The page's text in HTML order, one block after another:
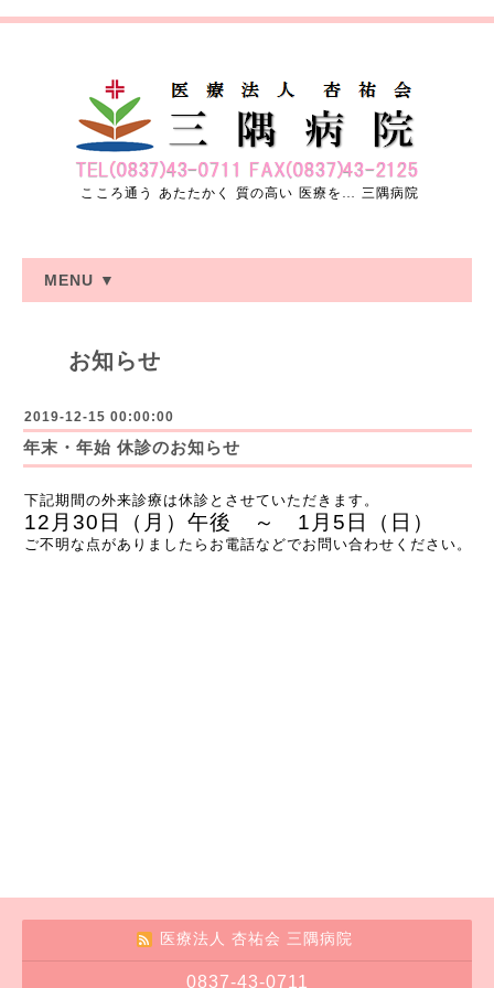
こころ通う あたたかく 質の高い 医療を… 三隅病院
MENU ▼
お知らせ
2019-12-15 00:00:00
年末・年始 休診のお知らせ
下記期間の外来診療は休診とさせていただきます。
12月30日（月 ）午後 ～ 1月5日（日）
ご不明な点がありましたらお電話などでお問い合わせください。
医療法人 杏祐会 三隅病院
0837-43-0711